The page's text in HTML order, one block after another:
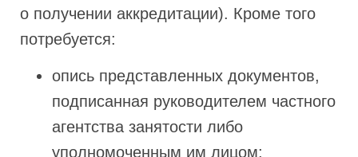
о получении аккредитации). Кроме того
потребуется:
опись представленных документов,
подписанная руководителем частного
агентства занятости либо
уполномоченным им лицом;